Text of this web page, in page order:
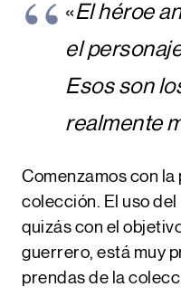
«El héroe
el
Esos son
realmente
Comenzamos con
colección. El uso
quizás con el
guerrero, está muy
prendas de la